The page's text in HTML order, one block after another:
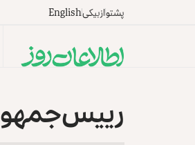
پشتوازبیکیEnglish